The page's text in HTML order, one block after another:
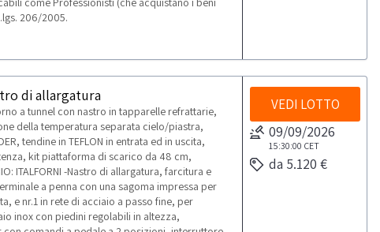
206/2005.
di allargatura
a tunnel con nastro in tapparelle refrattarie,
della temperatura separata cielo/piastra,
tendine in TEFLON in entrata ed in uscita,
kit piattaforma di scarico da 48 cm,
ITALFORNI -Nastro di allargatura, farcitura e
a penna con una sagoma impressa per
e nr.1 in rete di acciaio a passo fine, per
inox con piedini regolabili in altezza,
VEDI LOTTO
09/09/2026
15:30:00 CET
da 5.120 €